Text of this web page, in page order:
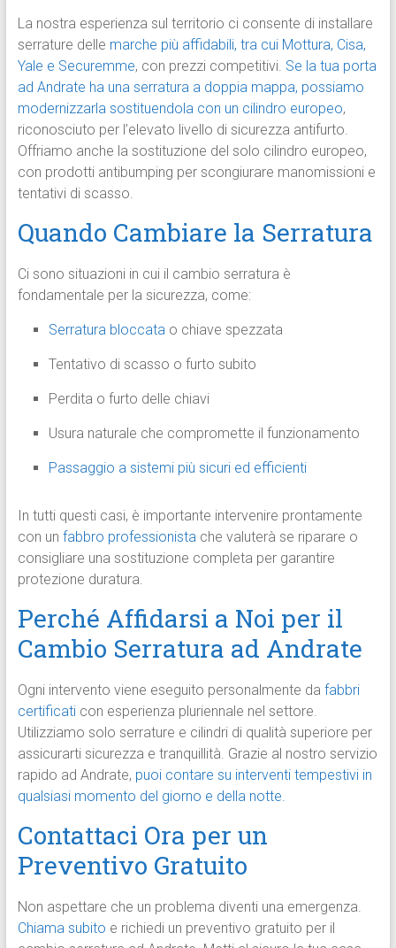
La nostra esperienza sul territorio ci consente di installare
serrature delle marche più affidabili, tra cui Mottura, Cisa,
Yale e Securemme, con prezzi competitivi. Se la tua porta
ad Andrate ha una serratura a doppia mappa, possiamo
modernizzarla sostituendola con un cilindro europeo,
riconosciuto per l’elevato livello di sicurezza antifurto.
Offriamo anche la sostituzione del solo cilindro europeo,
con prodotti antibumping per scongiurare manomissioni e
tentativi di scasso.
Quando Cambiare la Serratura
Ci sono situazioni in cui il cambio serratura è
fondamentale per la sicurezza, come:
Serratura bloccatao chiave spezzata
Tentativo di scasso o furto subito
Perdita o furto delle chiavi
Usura naturale che compromette il funzionamento
Passaggio a sistemi più sicuri ed efficienti
In tutti questi casi, è importante intervenire prontamente
con un fabbro professionistache valuterà se riparare o
consigliare una sostituzione completa per garantire
protezione duratura.
Perché Affidarsi a Noi per il
Cambio Serratura ad Andrate
Ogni intervento viene eseguito personalmente da fabbri
certificaticon esperienza pluriennale nel settore.
Utilizziamo solo serrature e cilindri di qualità superiore per
assicurarti sicurezza e tranquillità. Grazie al nostro servizio
rapido ad Andrate, puoi contare su interventi tempestivi in
qualsiasi momento del giorno e della notte.
Contattaci Ora per un
Preventivo Gratuito
Non aspettare che un problema diventi una emergenza.
Chiama subito e richiedi un preventivo gratuito per il